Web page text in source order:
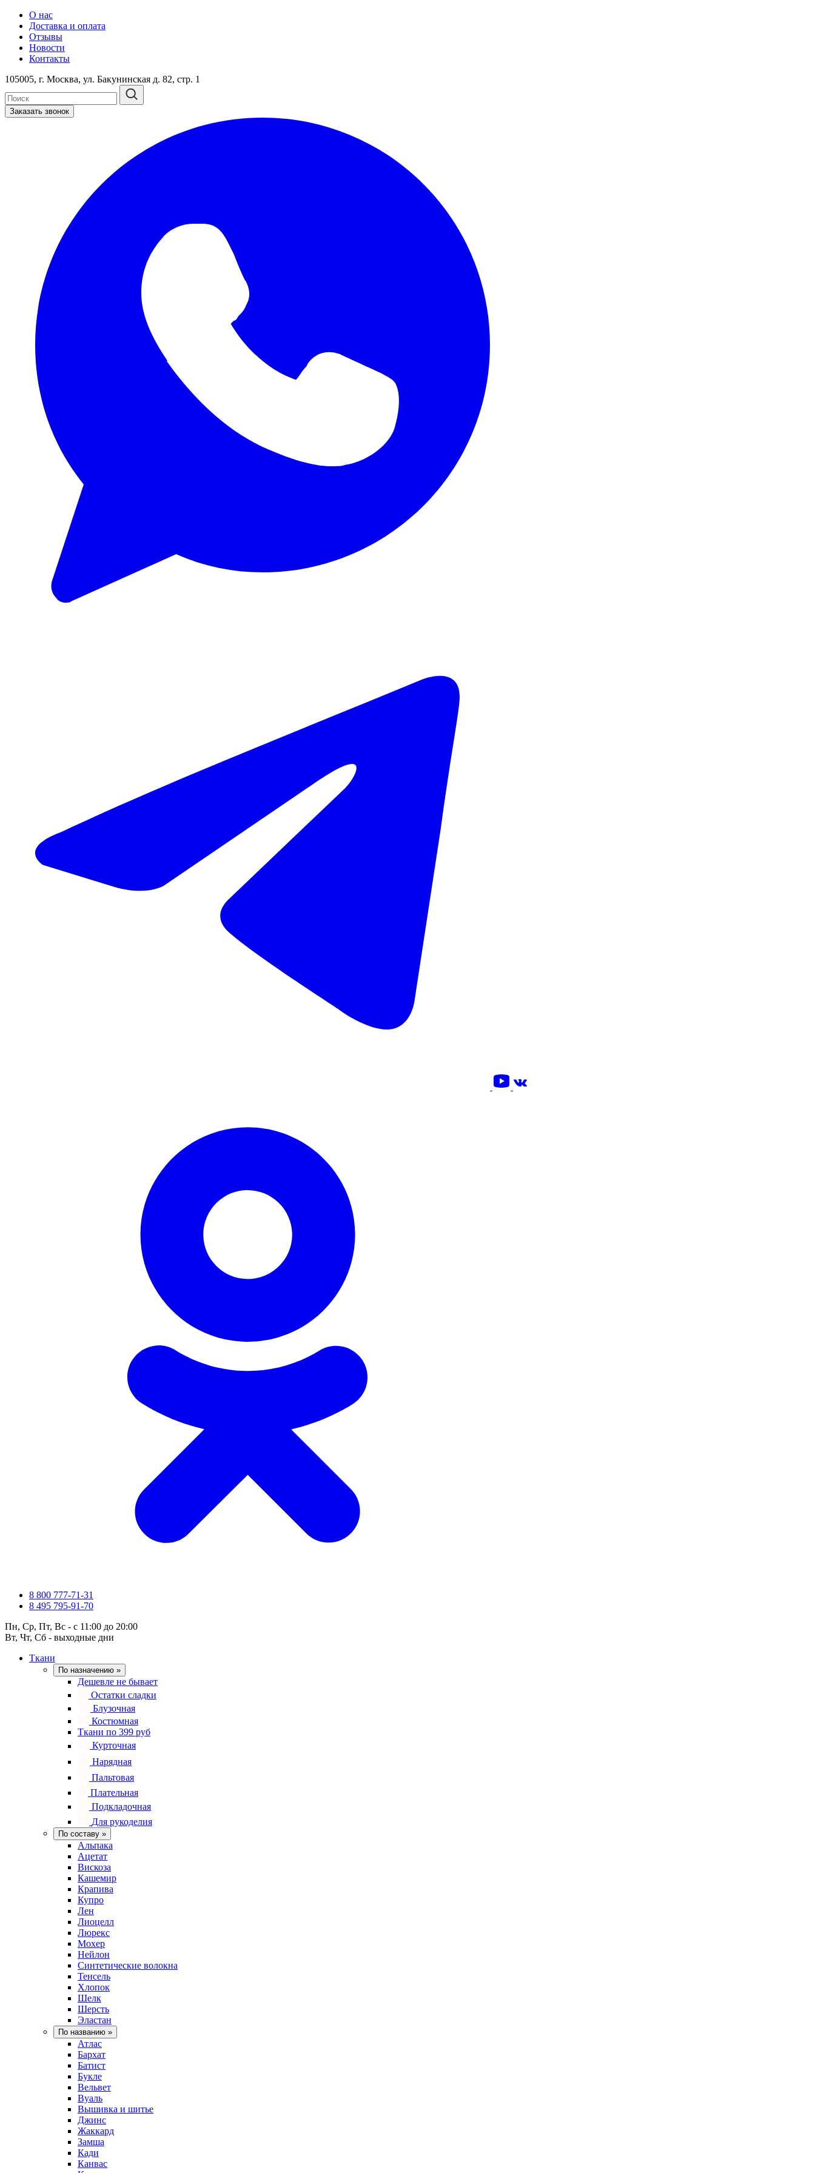
О нас
Доставка и оплата
Отзывы
Новости
Контакты
105005, г. Москва, ул. Бакунинская д. 82, стр. 1
Заказать звонок
8 800 777-71-31
8 495 795-91-70
Пн, Ср, Пт, Вс - с 11:00 до 20:00
Вт, Чт, Сб - выходные дни
Ткани
По назначению »
Дешевле не бывает
Остатки сладки
Блузочная
Костюмная
Ткани по 399 руб
Курточная
Нарядная
Пальтовая
Плательная
Подкладочная
Для рукоделия
По составу »
Альпака
Ацетат
Вискоза
Кашемир
Крапива
Купро
Лен
Лиоцелл
Люрекс
Мохер
Нейлон
Синтетические волокна
Тенсель
Хлопок
Шелк
Шерсть
Эластан
По названию »
Атлас
Бархат
Батист
Букле
Вельвет
Вуаль
Вышивка и шитье
Джинс
Жаккард
Замша
Кади
Канвас